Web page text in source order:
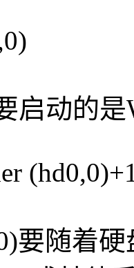
动的是
随着硬